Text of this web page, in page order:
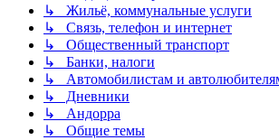
↳ Жильё, коммунальные услуги
↳ Связь, телефон и интернет
↳ Общественный транспорт
↳ Банки, налоги
↳ Автомобилистам и
↳ Дневники
↳ Андорра
↳ Общие темы